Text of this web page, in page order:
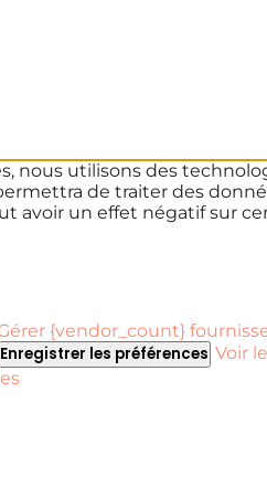
nous utilisons des
de traiter des
avoir un effet négatif sur
{vendor_count}
Enregistrer les préférences Voir